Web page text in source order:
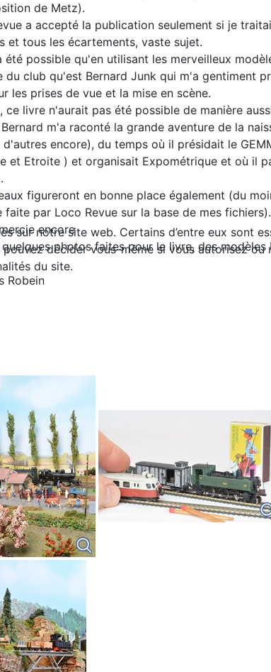
de Metz).
a accepté la publication seulement si je
et tous les écartements, vaste sujet.
été possible qu'en utilisant les merveilleux
du club qu'est Bernard Junk qui m'a gentiment
les prises de vue et la mise en scène.
ce livre n'aurait pas été possible de manière
m'a raconté la grande aventure de la
d'autres encore), du temps où il présidait le
et Etroite ) et organisait Expométrique et où il
figureront en bonne place également (du
faite par Loco Revue sur la base de mes fichiers).
encore
photos faites pour le livre, des modèles
Robein
sur notre site web. Certains d’entre eux sont
décider vous-même si vous autorisez
du site.